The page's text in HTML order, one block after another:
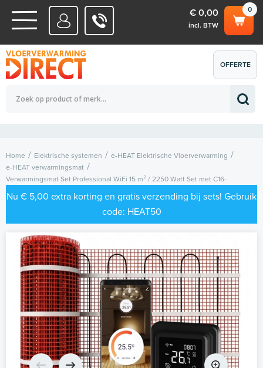
WATERSYSTEMEN
ELEKTRISCHE SYSTEMEN
0
€ 0,00
incl. BTW
Totaalbedrag (incl. BTW) € 0,00
OFFERTE
AANVRAGEN
Home Elektrische systemen
e-HEAT Elektrische Vloerverwarming
e-HEAT verwarmingsmat
Verwarmingsmat Set Professional WiFi 15 m² / 2250 Watt Set met C16-
Nu € 5,00 extra korting en gratis verzending bij sets! Gebruik
code: HEAT50